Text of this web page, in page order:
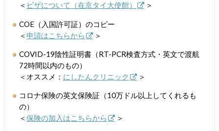
＜ ビザについて（在京タイ大使館） ＞
COE（入国許可証）のコピー
＜ 申請はこちらから ＞
COVID-19陰性証明書（RT-PCR検査方式・英文で渡航
72時間以内のもの）
＜オススメ： にしたんクリニック ＞
コロナ保険の英文保険証（10万ドル以上してくれるも
の）
＜保険の加入はこちらから ＞